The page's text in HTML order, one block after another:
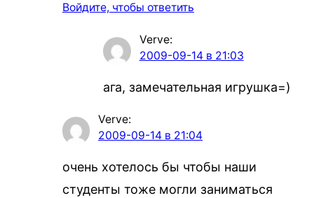
Войдите, чтобы ответить
Verve:
2009-09-14 в 21:03
ага, замечательная игрушка=)
Verve:
2009-09-14 в 21:04
очень хотелось бы чтобы наши
студенты тоже могли заниматься